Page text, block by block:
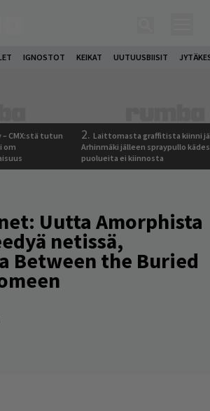
IGNOSTOT KEIKAT UUTUUSBIISIT
CMX:stä tutun
om
2. Laittomasta graffitista kiinni
Arhinmäki jälleen spraypullo
puolueita ei kiinnosta
Uutta Amorphista
netissä,
Between the Buried